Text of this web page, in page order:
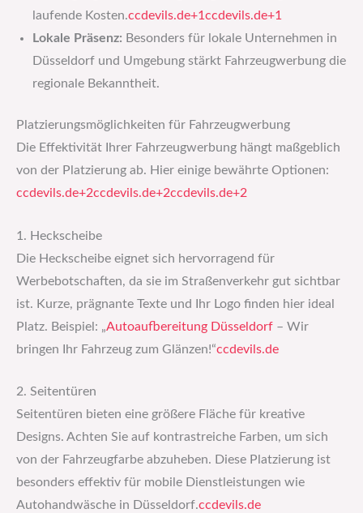
laufende Kosten.​ccdevils.de+1ccdevils.de+1
Lokale Präsenz: Besonders für lokale Unternehmen in
Düsseldorf und Umgebung stärkt Fahrzeugwerbung die
regionale Bekanntheit.​
Platzierungsmöglichkeiten für Fahrzeugwerbung
Die Effektivität Ihrer Fahrzeugwerbung hängt maßgeblich
von der Platzierung ab. Hier einige bewährte Optionen:​
ccdevils.de+2ccdevils.de+2ccdevils.de+2
1. Heckscheibe
Die Heckscheibe eignet sich hervorragend für
Werbebotschaften, da sie im Straßenverkehr gut sichtbar
ist. Kurze, prägnante Texte und Ihr Logo finden hier ideal
Platz. Beispiel: „Autoaufbereitung Düsseldorf – Wir
bringen Ihr Fahrzeug zum Glänzen!“​ccdevils.de
2. Seitentüren
Seitentüren bieten eine größere Fläche für kreative
Designs. Achten Sie auf kontrastreiche Farben, um sich
von der Fahrzeugfarbe abzuheben. Diese Platzierung ist
besonders effektiv für mobile Dienstleistungen wie
Autohandwäsche in Düsseldorf.​ccdevils.de